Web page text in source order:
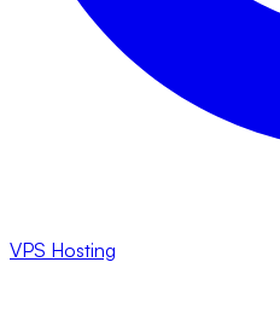
VPS Hosting